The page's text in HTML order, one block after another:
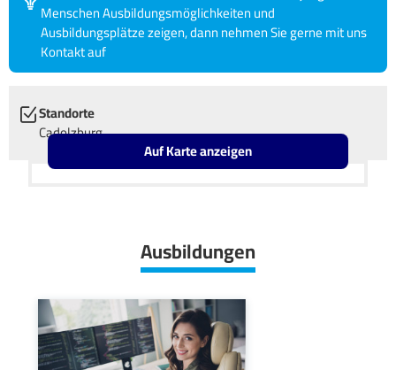
Menschen Ausbildungsmöglichkeiten und
Ausbildungsplätze zeigen, dann nehmen Sie gerne mit uns
Kontakt auf
Standorte
Cadolzburg
Leaflet OpenStreetMap2
Auf Karte anzeigen
Ausbildungen